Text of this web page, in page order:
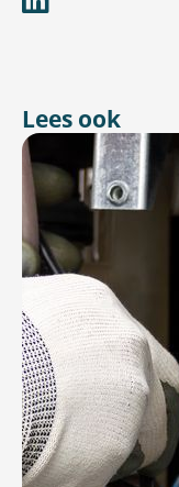
Lees ook